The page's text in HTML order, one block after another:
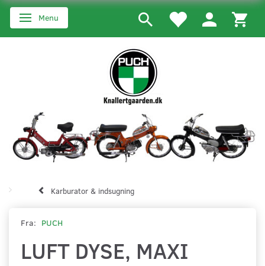
Skifte navigation
Menu
Karburator & indsugning
Fra: PUCH
LUFT DYSE, MAXI